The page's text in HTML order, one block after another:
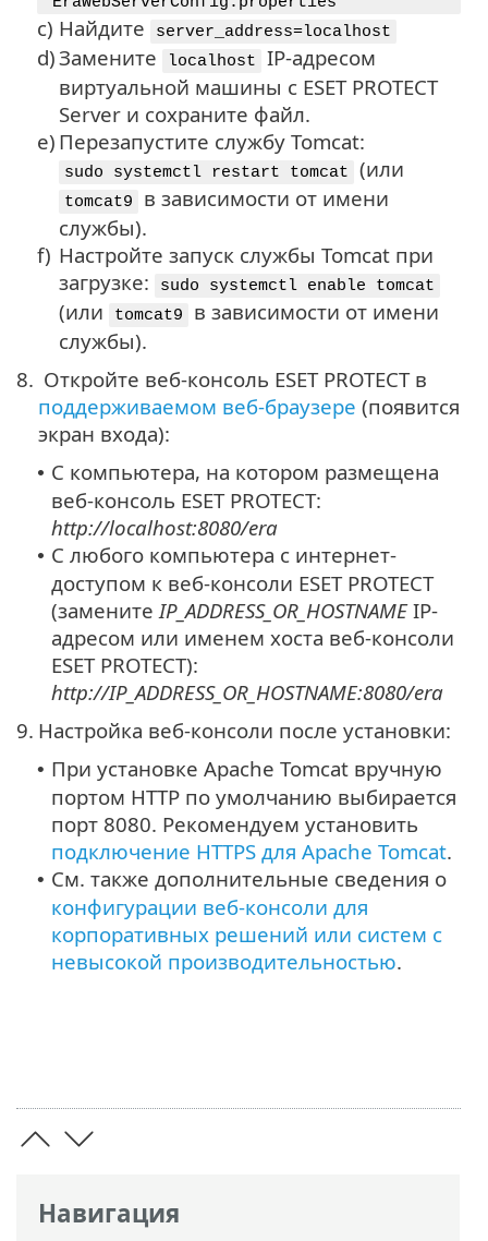
Навигация
c) Найдите server_address=localhost
d)Замените localhost
IP-адресом
виртуальной машины с ESET PROTECT
Server и сохраните файл.
e) Перезапустите службу Tomcat:
sudo systemctl restart tomcat (или
tomcat9
в зависимости от имени
службы).
f) Настройте запуск службы Tomcat при
загрузке:
sudo systemctl enable tomcat
(или tomcat9
в зависимости от имени
службы).
8. Откройте веб-консоль ESET PROTECT в
поддерживаемом веб-браузере (появится
экран входа):
• С компьютера, на котором размещена
веб-консоль ESET PROTECT:
http://localhost:8080/era
• С любого компьютера с интернет-
доступом к веб-консоли ESET PROTECT
(замените IP_ADDRESS_OR_HOSTNAMEIP-
адресом или именем хоста веб-консоли
ESET PROTECT):
http://IP_ADDRESS_OR_HOSTNAME:8080/era
9. Настройка веб-консоли после установки:
• При установке Apache Tomcat вручную
портом HTTP по умолчанию выбирается
порт 8080. Рекомендуем установить
подключение HTTPS для Apache Tomcat.
• См. также дополнительные сведения о
конфигурации веб-консоли для
корпоративных решений или систем с
невысокой производительностью.